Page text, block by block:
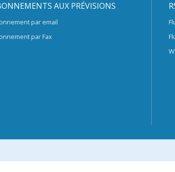
AUX PRÉVISIONS
par email
par Fax